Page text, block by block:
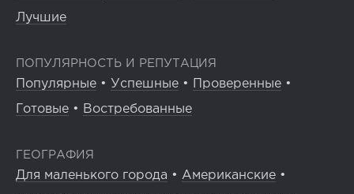
Лучшие
ПОПУЛЯРНОСТЬ И РЕПУТАЦИЯ
Популярные • Успешные • Проверенные •
Готовые • Востребованные
ГЕОГРАФИЯ
Для маленького города • Американские •